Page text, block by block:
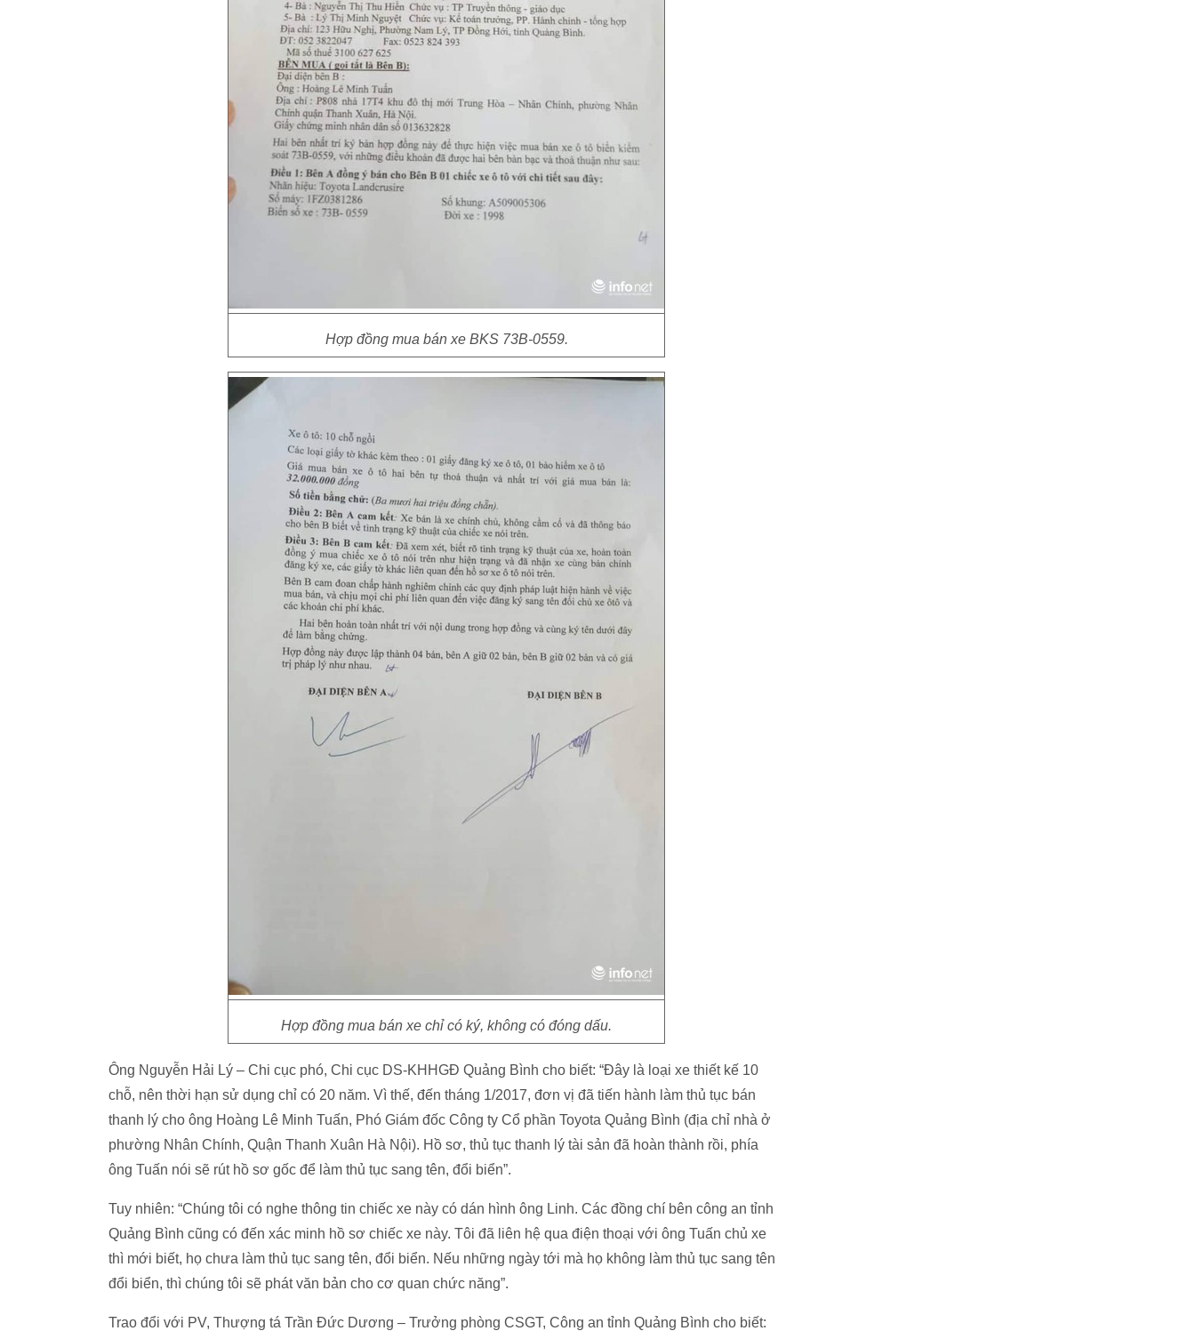
Hợp đồng mua bán xe BKS 73B-0559.
Hợp đồng mua bán xe chỉ có ký, không có đóng dấu.
Ông Nguyễn Hải Lý – Chi cục phó, Chi cục DS-KHHGĐ Quảng Bình cho biết: “Đây là loại xe thiết kế 10
chỗ, nên thời hạn sử dụng chỉ có 20 năm. Vì thế, đến tháng 1/2017, đơn vị đã tiến hành làm thủ tục bán
thanh lý cho ông Hoàng Lê Minh Tuấn, Phó Giám đốc Công ty Cổ phần Toyota Quảng Bình (địa chỉ nhà ở
phường Nhân Chính, Quận Thanh Xuân Hà Nội). Hồ sơ, thủ tục thanh lý tài sản đã hoàn thành rồi, phía
ông Tuấn nói sẽ rút hồ sơ gốc để làm thủ tục sang tên, đổi biển”.
Tuy nhiên: “Chúng tôi có nghe thông tin chiếc xe này có dán hình ông Linh. Các đồng chí bên công an tỉnh
Quảng Bình cũng có đến xác minh hồ sơ chiếc xe này. Tôi đã liên hệ qua điện thoại với ông Tuấn chủ xe
thì mới biết, họ chưa làm thủ tục sang tên, đổi biển. Nếu những ngày tới mà họ không làm thủ tục sang tên
đổi biển, thì chúng tôi sẽ phát văn bản cho cơ quan chức năng”.
Trao đổi với PV, Thượng tá Trần Đức Dương – Trưởng phòng CSGT, Công an tỉnh Quảng Bình cho biết: